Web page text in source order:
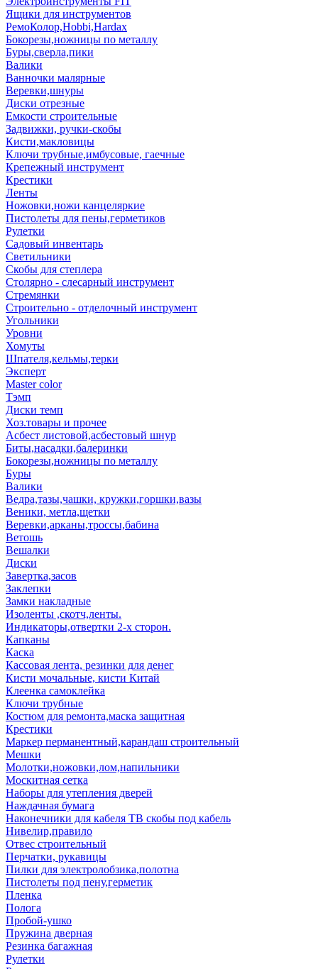
Ящики для инструментов
РемоКолор,Hobbi,Hardax
Бокорезы,ножницы по металлу
Буры,сверла,пики
Валики
Ванночки малярные
Веревки,шнуры
Диски отрезные
Емкости строительные
Задвижки, ручки-скобы
Кисти,макловицы
Ключи трубные,имбусовые, гаечные
Крепежный инструмент
Крестики
Ленты
Ножовки,ножи канцеляркие
Пистолеты для пены,герметиков
Рулетки
Садовый инвентарь
Светильники
Скобы для степлера
Столярно - слесарный инструмент
Стремянки
Строительно - отделочный инструмент
Угольники
Уровни
Хомуты
Шпателя,кельмы,терки
Эксперт
Master color
Тэмп
Диски темп
Хоз.товары и прочее
Асбест листовой,асбестовый шнур
Биты,насадки,балеринки
Бокорезы,ножницы по металлу
Буры
Валики
Ведра,тазы,чашки, кружки,горшки,вазы
Веники, метла,щетки
Веревки,арканы,троссы,бабина
Ветошь
Вешалки
Диски
Завертка,засов
Заклепки
Замки накладные
Изоленты ,скотч,ленты.
Индикаторы,отвертки 2-х сторон.
Капканы
Каска
Кассовая лента, резинки для денег
Кисти мочальные, кисти Китай
Клеенка самоклейка
Ключи трубные
Костюм для ремонта,маска защитная
Крестики
Маркер перманентный,карандаш строительный
Мешки
Молотки,ножовки,лом,напильники
Москитная сетка
Наборы для утепления дверей
Наждачная бумага
Наконечники для кабеля ТВ скобы под кабель
Нивелир,правило
Отвес строительный
Перчатки, рукавицы
Пилки для электролобзика,полотна
Пистолеты под пену,герметик
Пленка
Полога
Пробой-ушко
Пружина дверная
Резинка багажная
Рулетки